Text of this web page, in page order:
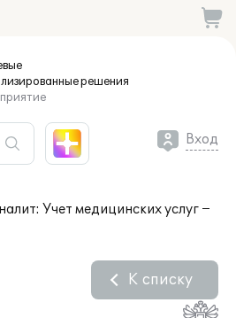
решения
Вход
Учет медицинских услуг
К списку